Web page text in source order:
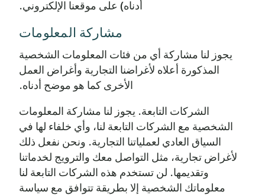
أدناه) على موقعنا الإلكتروني.
مشاركة المعلومات
يجوز لنا مشاركة أي من فئات المعلومات الشخصية
المذكورة أعلاه لأغراضنا التجارية وأغراض العمل
الأخرى كما هو موضح أدناه.
الشركات التابعة. يجوز لنا مشاركة المعلومات
الشخصية مع الشركات التابعة لنا، وأي خلفاء لها في
السياق العادي لعملياتنا التجارية. ونحن نفعل ذلك
لأغراض تجارية، مثل التواصل معك والترويج لخدماتنا
وتقديمها. لن تستخدم هذه الشركات التابعة لنا
معلوماتك الشخصية إلا بطريقة تتوافق مع سياسة